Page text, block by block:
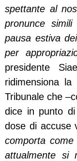
spettante al
pronunce
pausa estiva
per
presidente
ridimensiona
Tribunale che
dice in punto di
dose di accuse
comporta
attualmente si